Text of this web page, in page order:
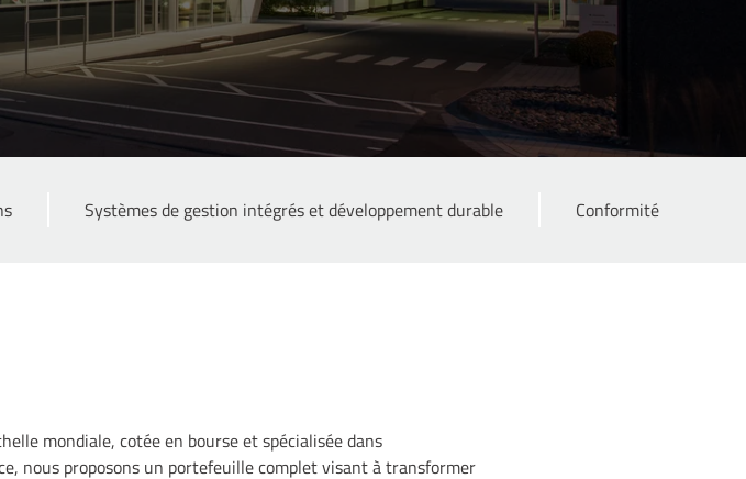
Systèmes de gestion intégrés et développement durable Conformité
mondiale, cotée en bourse et spécialisée dans
nous proposons un portefeuille complet visant à transformer